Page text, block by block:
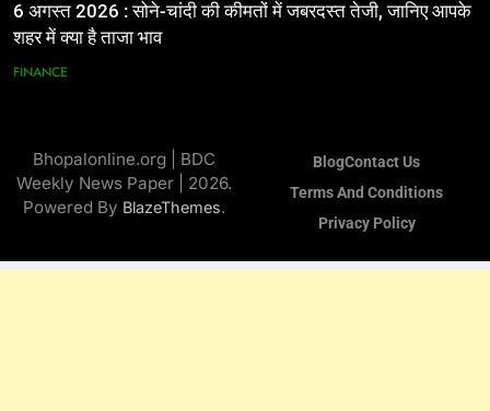
6 अगस्त 2026 : सोने-चांदी की कीमतों में जबरदस्त तेजी, जानिए आपके
शहर में क्या है ताजा भाव
FINANCE
Bhopalonline.org | BDC
Weekly News Paper | 2026.
Powered By BlazeThemes.
BlogContact Us
Terms And Conditions
Privacy Policy